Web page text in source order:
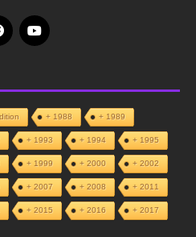
+ 1988 + 1989
+ 1993 + 1994 + 1995
+ 1999 + 2000 + 2002
+ 2007 + 2008 + 2011
+ 2015 + 2016 + 2017